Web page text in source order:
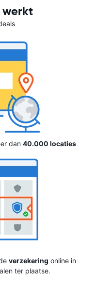
werkt
dan 40.000 locaties
verzekering online in
ter plaatse.